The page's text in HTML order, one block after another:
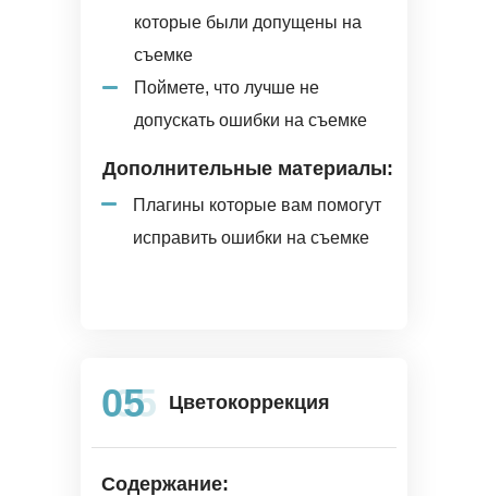
Дополнительные материалы:
Плагины которые вам помогут
исправить ошибки на съемке
которые были допущены на
съемке
Поймете, что лучше не
допускать ошибки на съемке
05
05 Цветокоррекция
Содержание: